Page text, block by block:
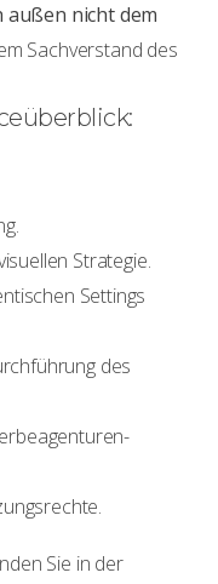
außen nicht dem
Sachverstand des
Strategie.
Settings
des
Sie in der